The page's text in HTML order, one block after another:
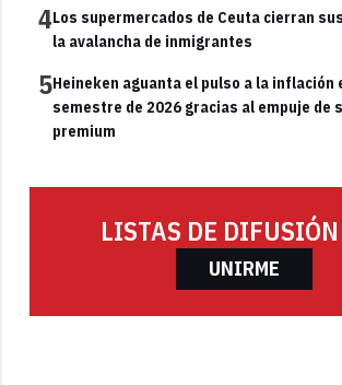
4Los supermercados de Ceuta cierran
la avalancha de inmigrantes
5Heineken aguanta el pulso a la inflación
semestre de 2026 gracias al empuje de
premium
LISTAS DE
UNIRME